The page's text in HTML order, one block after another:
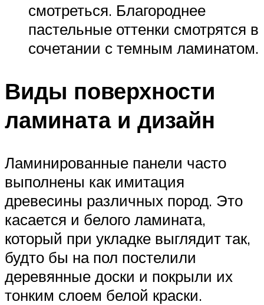
смотреться. Благороднее
пастельные оттенки смотрятся в
сочетании с темным ламинатом.
Виды поверхности
ламината и дизайн
Ламинированные панели часто
выполнены как имитация
древесины различных пород. Это
касается и белого ламината,
который при укладке выглядит так,
будто бы на пол постелили
деревянные доски и покрыли их
тонким слоем белой краски.